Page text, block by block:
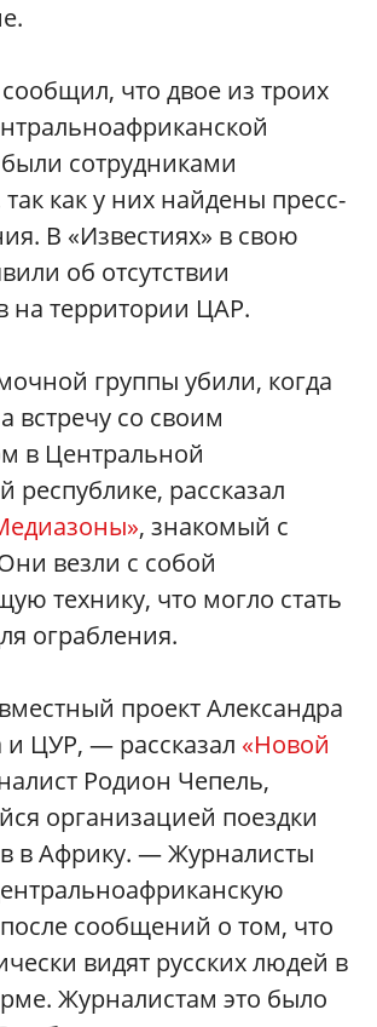
что двое из троих
сотрудниками
как у них найдены пресс-
В «Известиях» в свою
об отсутствии
на территории ЦАР.
группы убили, когда
встречу со своим
в Центральной
республике, рассказал
, знакомый с
везли с собой
технику, что могло стать
ограбления.
проект Александра
и ЦУР, — рассказал «Новой
Родион Чепель,
организацией поездки
в Африку. — Журналисты
сообщений о том, что
видят русских людей в
Журналистам это было